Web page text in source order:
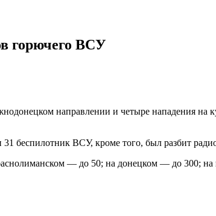
горючего ВСУ
направлении и четыре нападения
беспилотник ВСУ, кроме того, был разбит
— до 50; на донецком — до 300;